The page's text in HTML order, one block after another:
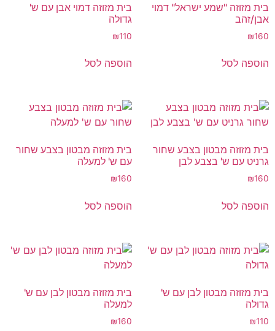
בית מזוזה "שמע ישראל" דמוי
אבן/זהב
₪160
הוספה לסל
בית מזוזה דמוי אבן עם ש'
גדולה
₪110
הוספה לסל
בית מזוזה מבטון בצבע שחור
גרניט עם ש' בצבע לבן
₪160
הוספה לסל
בית מזוזה מבטון בצבע שחור
עם ש' למעלה
₪160
הוספה לסל
בית מזוזה מבטון לבן עם ש'
גדולה
₪110
בית מזוזה מבטון לבן עם ש'
למעלה
₪160